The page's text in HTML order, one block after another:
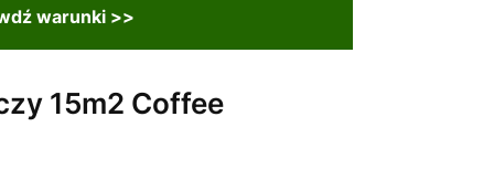
warunki >>
15m2 Coffee